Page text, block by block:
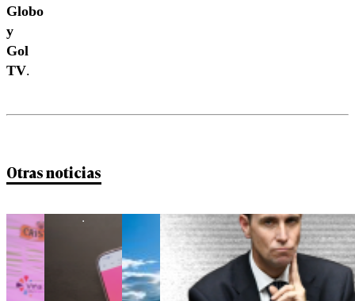
Globo
y
Gol
TV.
Otras noticias